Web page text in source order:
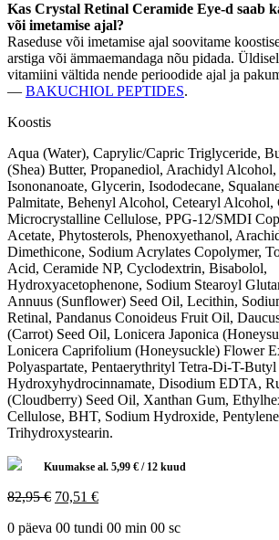
Kas Crystal Retinal Ceramide Eye-d saab
või imetamise ajal?
Raseduse või imetamise ajal soovitame
arstiga või ämmaemandaga nõu pidada.
vitamiini vältida nende perioodide ajal ja
— BAKUCHIOL PEPTIDES.
Koostis
Aqua (Water), Caprylic/Capric Triglyceride,
(Shea) Butter, Propanediol, Arachidyl Alcohol,
Isononanoate, Glycerin, Isododecane,
Palmitate, Behenyl Alcohol, Cetearyl Alcohol,
Microcrystalline Cellulose, PPG-12/SMDI
Acetate, Phytosterols, Phenoxyethanol,
Dimethicone, Sodium Acrylates Copolymer,
Acid, Ceramide NP, Cyclodextrin, Bisabolol,
Hydroxyacetophenone, Sodium Stearoyl
Annuus (Sunflower) Seed Oil, Lecithin,
Retinal, Pandanus Conoideus Fruit Oil,
(Carrot) Seed Oil, Lonicera Japonica
Lonicera Caprifolium (Honeysuckle) Flower
Polyaspartate, Pentaerythrityl Tetra-Di-T-Butyl
Hydroxyhydrocinnamate, Disodium EDTA,
(Cloudberry) Seed Oil, Xanthan Gum,
Cellulose, BHT, Sodium Hydroxide,
Trihydroxystearin.
Kuumakse al. 5,99 € / 12 kuud
82,95€ Algne
oli:
70,51 €Current
is:
0 päeva 00 tundi 00 min 00 sc